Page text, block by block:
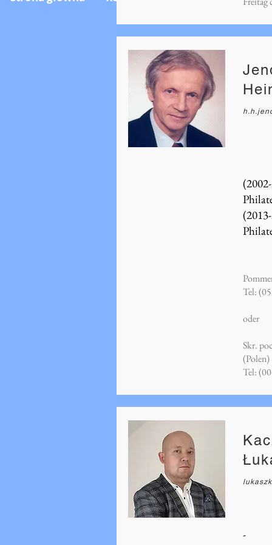
Tel:
oder
Skr.
(Polen)
Tel:
-